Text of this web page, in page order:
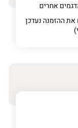
ההזמנה נעדכן